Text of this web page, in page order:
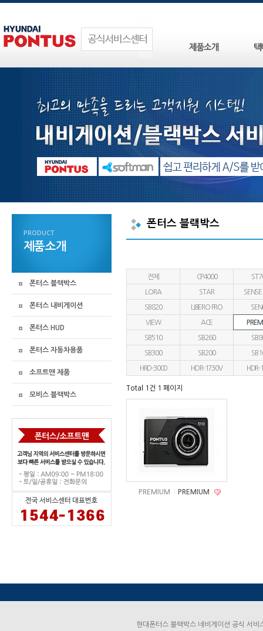
PRODUCT
제품소개
폰터스 블랙박스
폰터스 내비게이션
폰터스 HUD
폰터스 자동차용품
소프트맨 제품
모비스 블랙박스
폰터스 블랙박스
전체 CP4000
LORA STAR SENSE
SB820 LIBERO PRO
VIEW ACE
SB510 SB260
SB300 SB200
HRD-3000 HDR-1730V HDR-
Total 1건 1 페이지
PREMIUM PREMIUM
현대폰터스 블랙박스 네비게이션 공식 서